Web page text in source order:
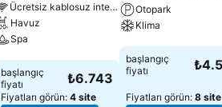
Ücretsiz kablosuz internet
Havuz
Spa
Fiyatları görün
başlangıç
fiyatı
₺6.743
Fiyatları görün: 4 site
Otopark
Klima
Fiyatları görün
başlangıç
fiyatı
Fiyatları görün: 8 site